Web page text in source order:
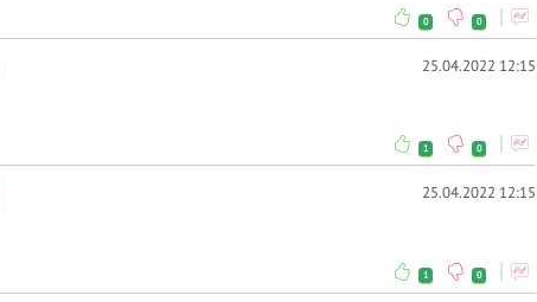
0 0
25.04.2022 12:15
1 0
25.04.2022 12:15
1 0